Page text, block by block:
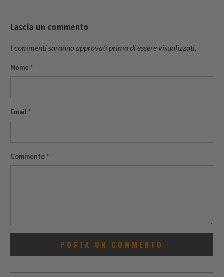
Lascia un commento
I commenti saranno approvati prima di essere visualizzati.
Nome *
Email *
Commento *